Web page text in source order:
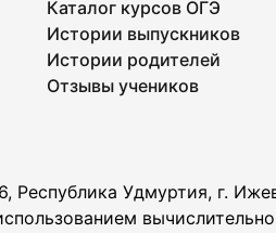
Каталог курсов ОГЭ
Истории выпускников
Истории родителей
Отзывы учеников
Удмуртия, г.